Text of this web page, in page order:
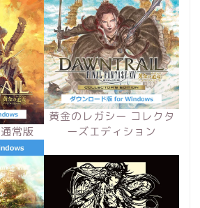
常版
黄金のレガシー コレクタ
ーズエディション